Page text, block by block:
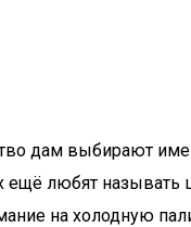
дам выбирают
ещё любят
на холодную